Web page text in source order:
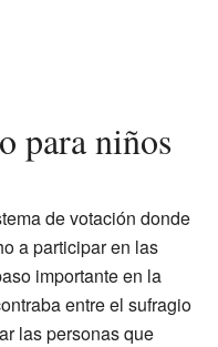
para niños
de votación donde
a participar en las
importante en la
entre el sufragio
las personas que